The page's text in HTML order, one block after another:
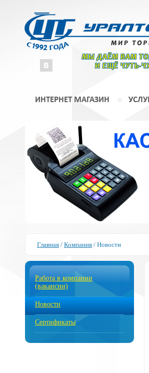
МЫ ДАЁМ ВАМ
И ЕЩЁ ЧУТЬ-
ИНТЕРНЕТ МАГАЗИН
Главная / Компания / Новости
Работа в компании
(вакансии)
Новости
Сертификаты